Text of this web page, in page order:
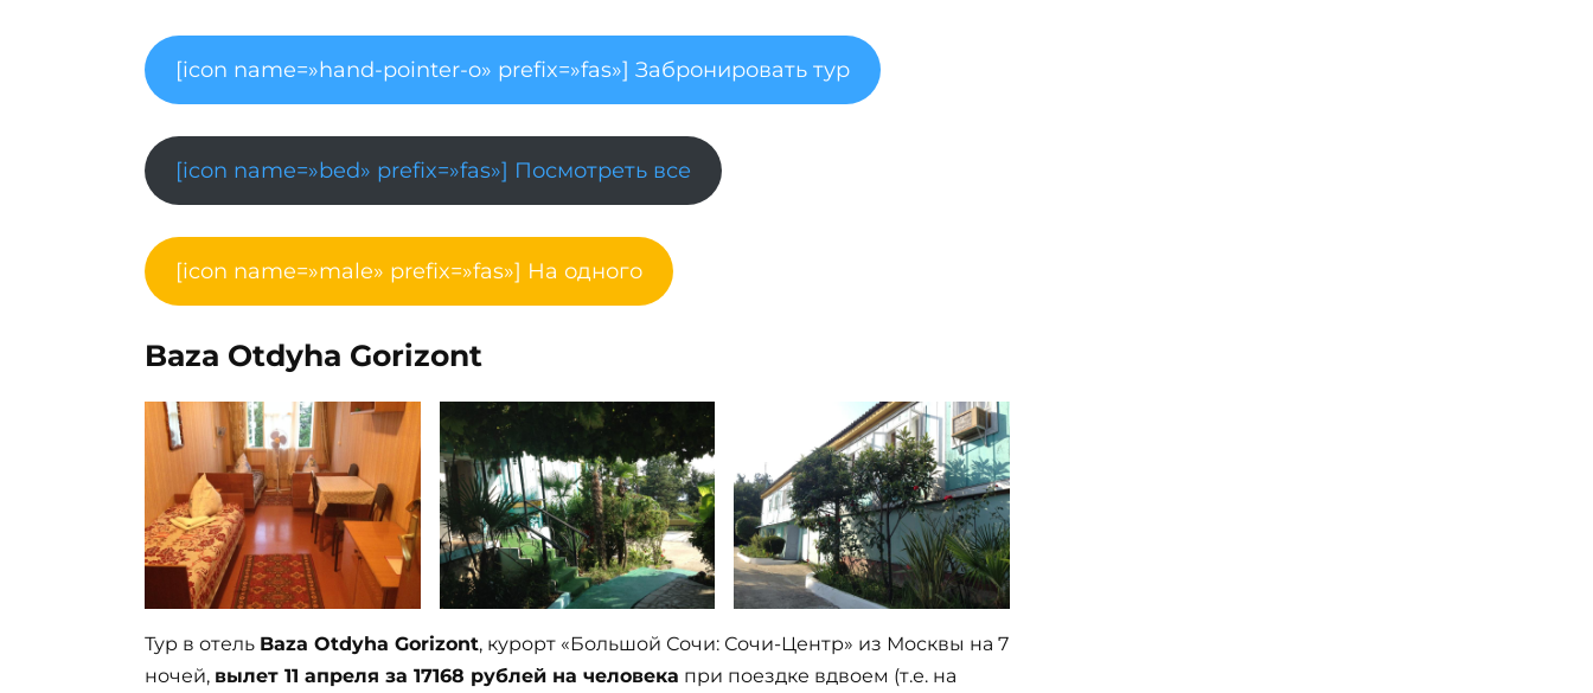
[icon name=»hand-pointer-o» prefix=»fas»] Забронировать тур
[icon name=»bed» prefix=»fas»] Посмотреть все
[icon name=»male» prefix=»fas»] На одного
Baza Otdyha Gorizont
Тур в отель Baza Otdyha Gorizont, курорт «Большой Сочи: Сочи-Центр» из Москвы на 7
ночей, вылет 11 апреля за 17168 рублей на человека при поездке вдвоем (т.е. на